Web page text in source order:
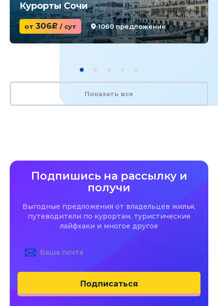
Курорты Сочи
от 306c / сут 1060 предложение
Показать все
Подпишись на рассылку и
получи
Выгодные предложения от владельцев жилья,
путеводители по курортам, туристические
лайфхаки и многое другое
Подписаться